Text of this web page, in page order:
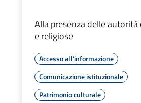
Alla presenza delle
e religiose
Accesso all'informazione
Comunicazione istituzionale
Patrimonio culturale